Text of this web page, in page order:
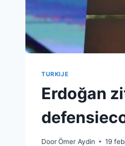
TURKIJE
Erdoğan
DoorÖmer Aydin 19